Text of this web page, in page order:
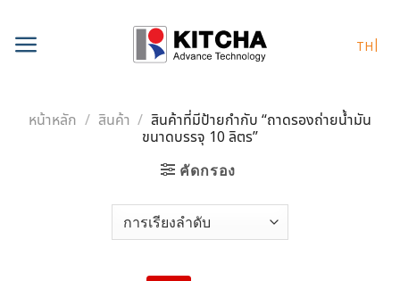
content
TH
หน้าหลัก / สินค้า / สินค้าที่มีป้ายกำกับ “ถาดรองถ่ายน้ำมัน
ขนาดบรรจุ 10 ลิตร”
คัดกรอง